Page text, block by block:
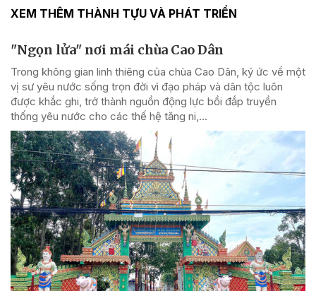
XEM THÊM THÀNH TỰU VÀ PHÁT TRIỂN
"Ngọn lửa" nơi mái chùa Cao Dân
Trong không gian linh thiêng của chùa Cao Dân, ký ức về một
vị sư yêu nước sống trọn đời vì đạo pháp và dân tộc luôn
được khắc ghi, trở thành nguồn động lực bồi đắp truyền
thống yêu nước cho các thế hệ tăng ni,...